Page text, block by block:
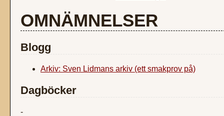
OMNÄMNELSER
Blogg
Arkiv: Sven Lidmans arkiv (ett smakprov på)
Dagböcker
-